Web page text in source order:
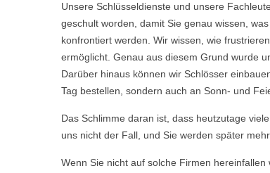
Unsere Schlüsseldienste und unsere
geschult worden, damit Sie genau wissen,
konfrontiert werden. Wir wissen, wie
ermöglicht. Genau aus diesem Grund wurde
Darüber hinaus können wir Schlösser
Tag bestellen, sondern auch an Sonn- und
Das Schlimme daran ist, dass heutzutage
uns nicht der Fall, und Sie werden später
Wenn Sie nicht auf solche Firmen